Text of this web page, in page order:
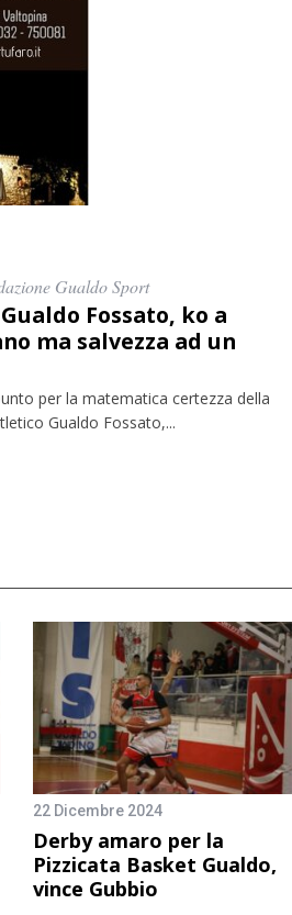
Gualdo Sport
Fossato, ko a
ma salvezza ad un
per la matematica certezza della
Gualdo Fossato,...
22 Dicembre 2024
Derby amaro per la
Pizzicata Basket Gualdo,
vince Gubbio